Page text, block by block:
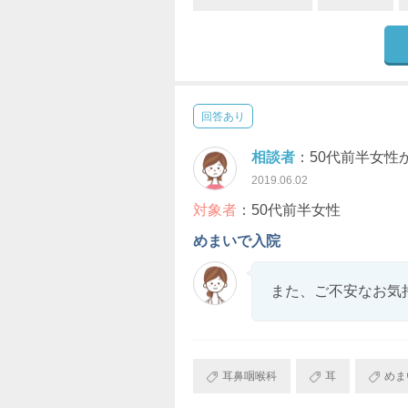
回答あり
相談者 ：50代前半女性
2019.06.02
対象者 ：50代前半女性
めまいで入院
また、ご不安なお
耳鼻咽喉科 耳 め